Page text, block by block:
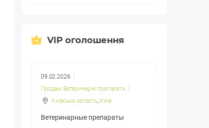
VIP оголошення
09.02.2026
Продам Ветеринарні препарати
Київська область, Київ
Ветеринарные препараты